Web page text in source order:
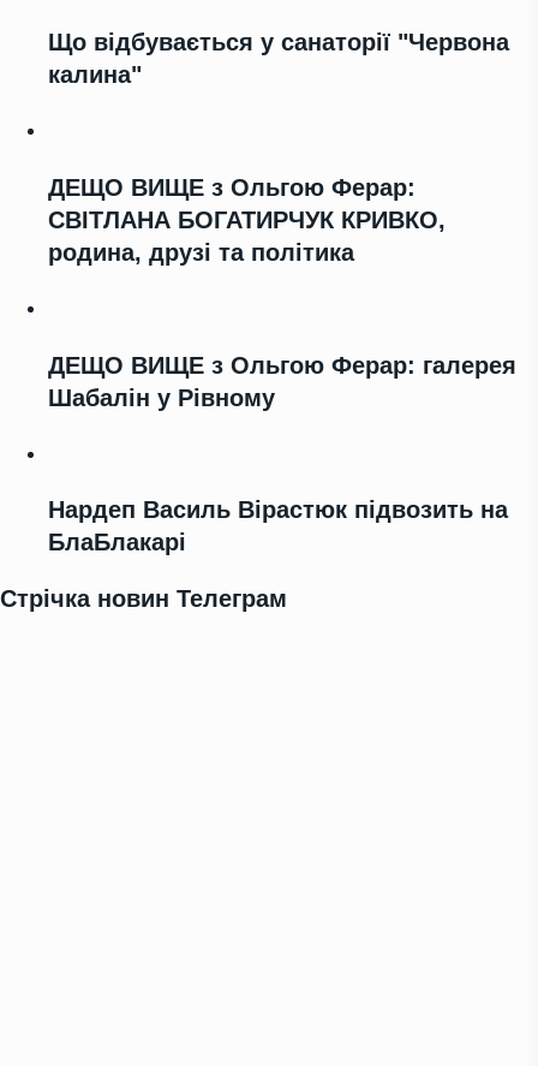
Що відбувається у санаторії "Червона
калина"
ДЕЩО ВИЩЕ з Ольгою Ферар:
СВІТЛАНА БОГАТИРЧУК КРИВКО,
родина, друзі та політика
ДЕЩО ВИЩЕ з Ольгою Ферар: галерея
Шабалін у Рівному
Нардеп Василь Вірастюк підвозить на
БлаБлакарі
Стрічка новин Телеграм